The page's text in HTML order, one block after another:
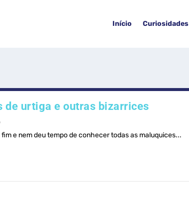
Início Curiosidades
de urtiga e outras bizarrices
e nem deu tempo de conhecer todas as maluquices...